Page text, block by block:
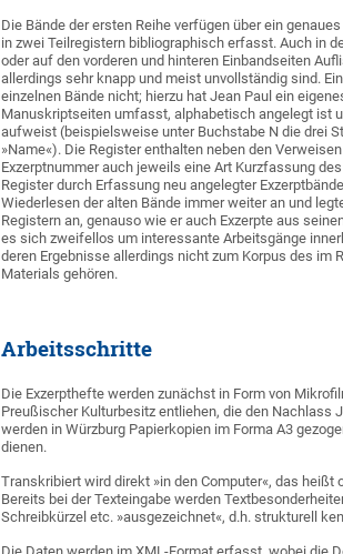
Die Bände der ersten Reihe verfügen über ein
in zwei Teilregistern bibliographisch erfasst. Auch in
oder auf den vorderen und hinteren Einbandseiten
allerdings sehr knapp und meist unvollständig sind.
einzelnen Bände nicht; hierzu hat Jean Paul ein
Manuskriptseiten umfasst, alphabetisch angelegt ist
aufweist (beispielsweise unter Buchstabe N die drei
»Name«). Die Register enthalten neben den
Exzerptnummer auch jeweils eine Art Kurzfassung
Register durch Erfassung neu angelegter
Wiederlesen der alten Bände immer weiter an und
Registern an, genauso wie er auch Exzerpte aus
es sich zweifellos um interessante Arbeitsgänge
deren Ergebnisse allerdings nicht zum Korpus des im
Materials gehören.
Arbeitsschritte
Die Exzerpthefte werden zunächst in Form von
Preußischer Kulturbesitz entliehen, die den Nachlass
werden in Würzburg Papierkopien im Forma A3
dienen.
Transkribiert wird direkt »in den Computer«, das
Bereits bei der Texteingabe werden
Schreibkürzel etc. »ausgezeichnet«, d.h. strukturell